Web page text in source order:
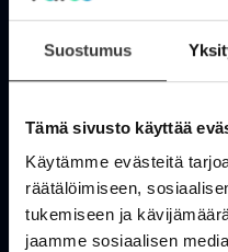
Suostumus
Tämä sivusto käyttää
Käytämme evästeitä
räätälöimiseen,
tukemiseen ja
jaamme sosiaalisen
OmaValoo
Tukisivusto
Huolto- ja häiriötiedotteet
Valoo kokemuksia